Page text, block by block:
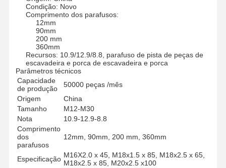
Condição: Novo
Comprimento dos parafusos:
12mm
90mm
200 mm
360mm
Recursos: 10.9/12.9/8.8, parafuso de pista de peças de
escavadeira e porca de escavadeira e porca
Parâmetros técnicos
Capacidade
de produção
50000 peças /mês
Origem
China
Tamanho
M12-M30
Nota
10.9-12.9-8.8
Comprimento
dos
parafusos
12mm, 90mm, 200 mm, 360mm
Especificação M16X2.0 x 45, M18x1.5 x 85, M18x2.5 x 65,
M18x2.5 x 85, M20x2.5 x100